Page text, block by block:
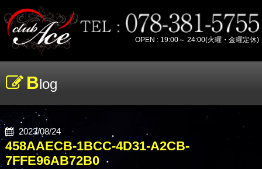
OPEN : 19:00～ 24:00(火曜・金曜定休)
Blog
2023/08/24
458AAECB-1BCC-4D31-A2CB-
7FFE96AB72B0